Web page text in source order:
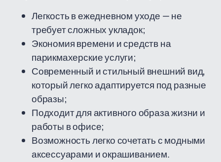
Легкость в ежедневном уходе — не
требует сложных укладок;
Экономия времени и средств на
парикмахерские услуги;
Современный и стильный внешний вид,
который легко адаптируется под разные
образы;
Подходит для активного образа жизни и
работы в офисе;
Возможность легко сочетать с модными
аксессуарами и окрашиванием.